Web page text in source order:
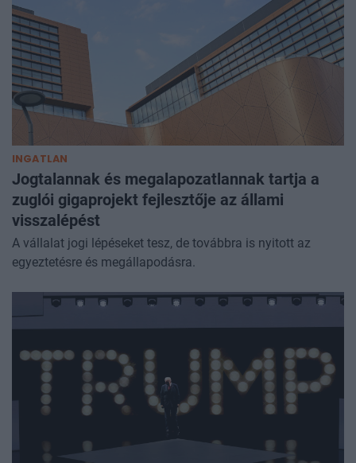
INGATLAN
Jogtalannak és megalapozatlannak tartja a
zuglói gigaprojekt fejlesztője az állami
visszalépést
A vállalat jogi lépéseket tesz, de továbbra is nyitott az
egyeztetésre és megállapodásra.